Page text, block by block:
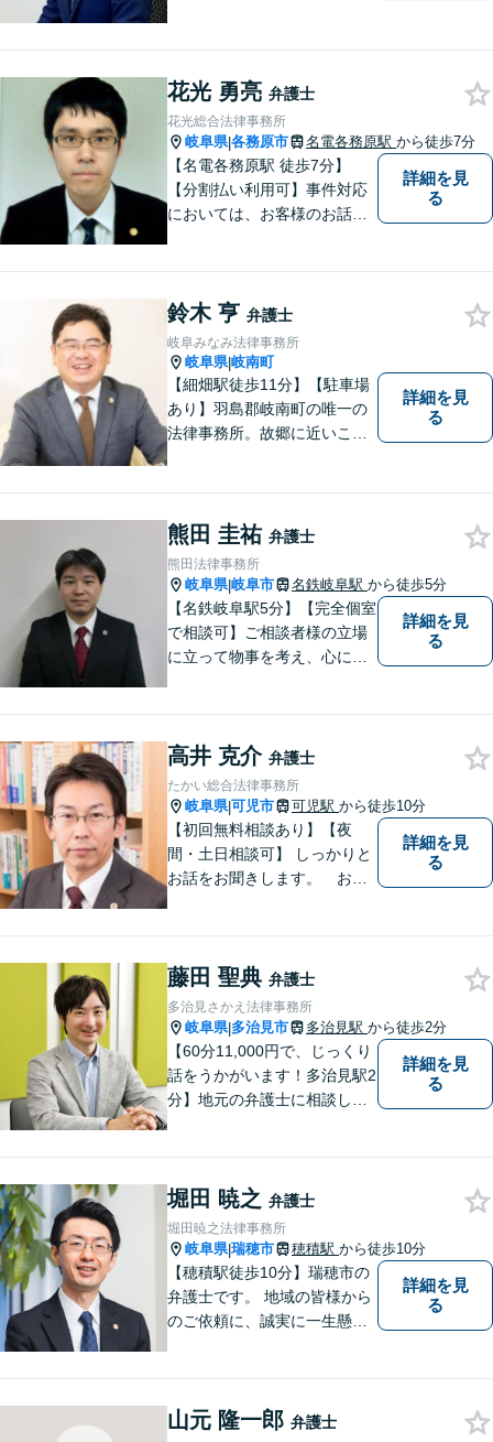
お気軽にご相談下さい。
花光 勇亮 弁護士
花光総合法律事務所
岐阜県|各務原市 名電各務原駅 から徒歩7分
【名電各務原駅 徒歩7分】
【分割払い利用可】事件対応
においては、お客様のお話を
ることを心がけています。
詳細を見
る
鈴木 亨 弁護士
岐阜みなみ法律事務所
岐阜県|岐南町
【細畑駅徒歩11分】【駐車場
あり】羽島郡岐南町の唯一の
法律事務所。故郷に近いこの
弁護士という垣根を超えて、
良きパートナーとして貢献し
ます。【会社勤務経験あり】
詳細を見
る
熊田 圭祐 弁護士
熊田法律事務所
岐阜県|岐阜市 名鉄岐阜駅 から徒歩5分
【名鉄岐阜駅5分】【完全個室
で相談可】ご相談者様の立場
に立って物事を考え、心に寄
決への第一歩です。小さな問
題から大きな問題まで、お気
軽にご相談ください。
詳細を見
る
高井 克介 弁護士
たかい総合法律事務所
岐阜県|可児市 可児駅 から徒歩10分
【初回無料相談あり】【夜
間・土日相談可】 しっかりと
お話をお聞きします。 お気
詳細を見
る
藤田 聖典 弁護士
多治見さかえ法律事務所
岐阜県|多治見市 多治見駅 から徒歩2分
【60分11,000円で、じっくり
話をうかがいます！多治見駅2
分】地元の弁護士に相談した
まで。相談料は、平日営業時
間内は60分11,000円。じっく
り話をうかがいます。
詳細を見
る
堀田 暁之 弁護士
堀田暁之法律事務所
岐阜県|瑞穂市 穂積駅 から徒歩10分
【穂積駅徒歩10分】瑞穂市の
弁護士です。 地域の皆様から
のご依頼に、誠実に一生懸命
はじめとする民事事件に対応
詳細を見
る
山元 隆一郎 弁護士